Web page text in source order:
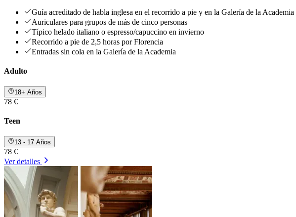
Guía acreditado de habla inglesa en el recorrido a pie y en la Galería de la Academia
Auriculares para grupos de más de cinco personas
Típico helado italiano o espresso/capuccino en invierno
Recorrido a pie de 2,5 horas por Florencia
Entradas sin cola en la Galería de la Academia
Adulto
18+ Años
78 €
Teen
13 - 17 Años
78 €
Ver detalles